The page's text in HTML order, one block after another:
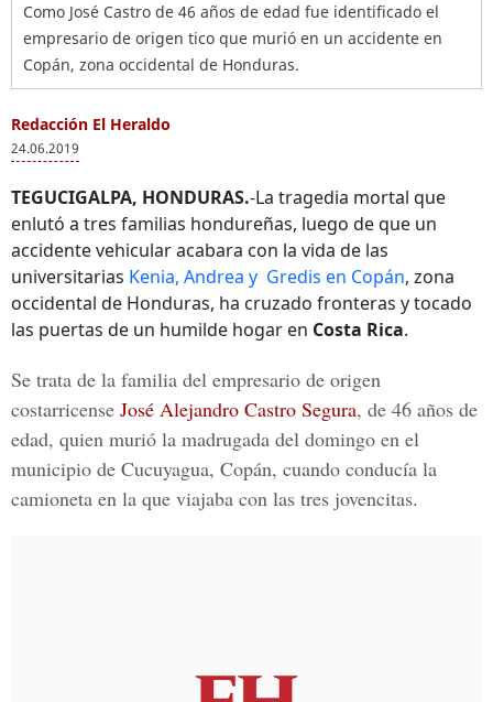
Como José Castro de 46 años de edad fue identificado el
empresario de origen tico que murió en un accidente en
Copán, zona occidental de Honduras.
Redacción El Heraldo
24.06.2019
TEGUCIGALPA, HONDURAS.-La tragedia mortal que
enlutó a tres familias hondureñas, luego de que un
accidente vehicular acabara con la vida de las
universitarias Kenia, Andrea y Gredis en Copán, zona
occidental de Honduras, ha cruzado fronteras y tocado
las puertas de un humilde hogar en Costa Rica.
Se trata de la familia del empresario de origen
costarricense José Alejandro Castro Segura, de 46 años de
edad, quien murió la madrugada del domingo en el
municipio de Cucuyagua, Copán, cuando conducía la
camioneta en la que viajaba con las tres jovencitas.